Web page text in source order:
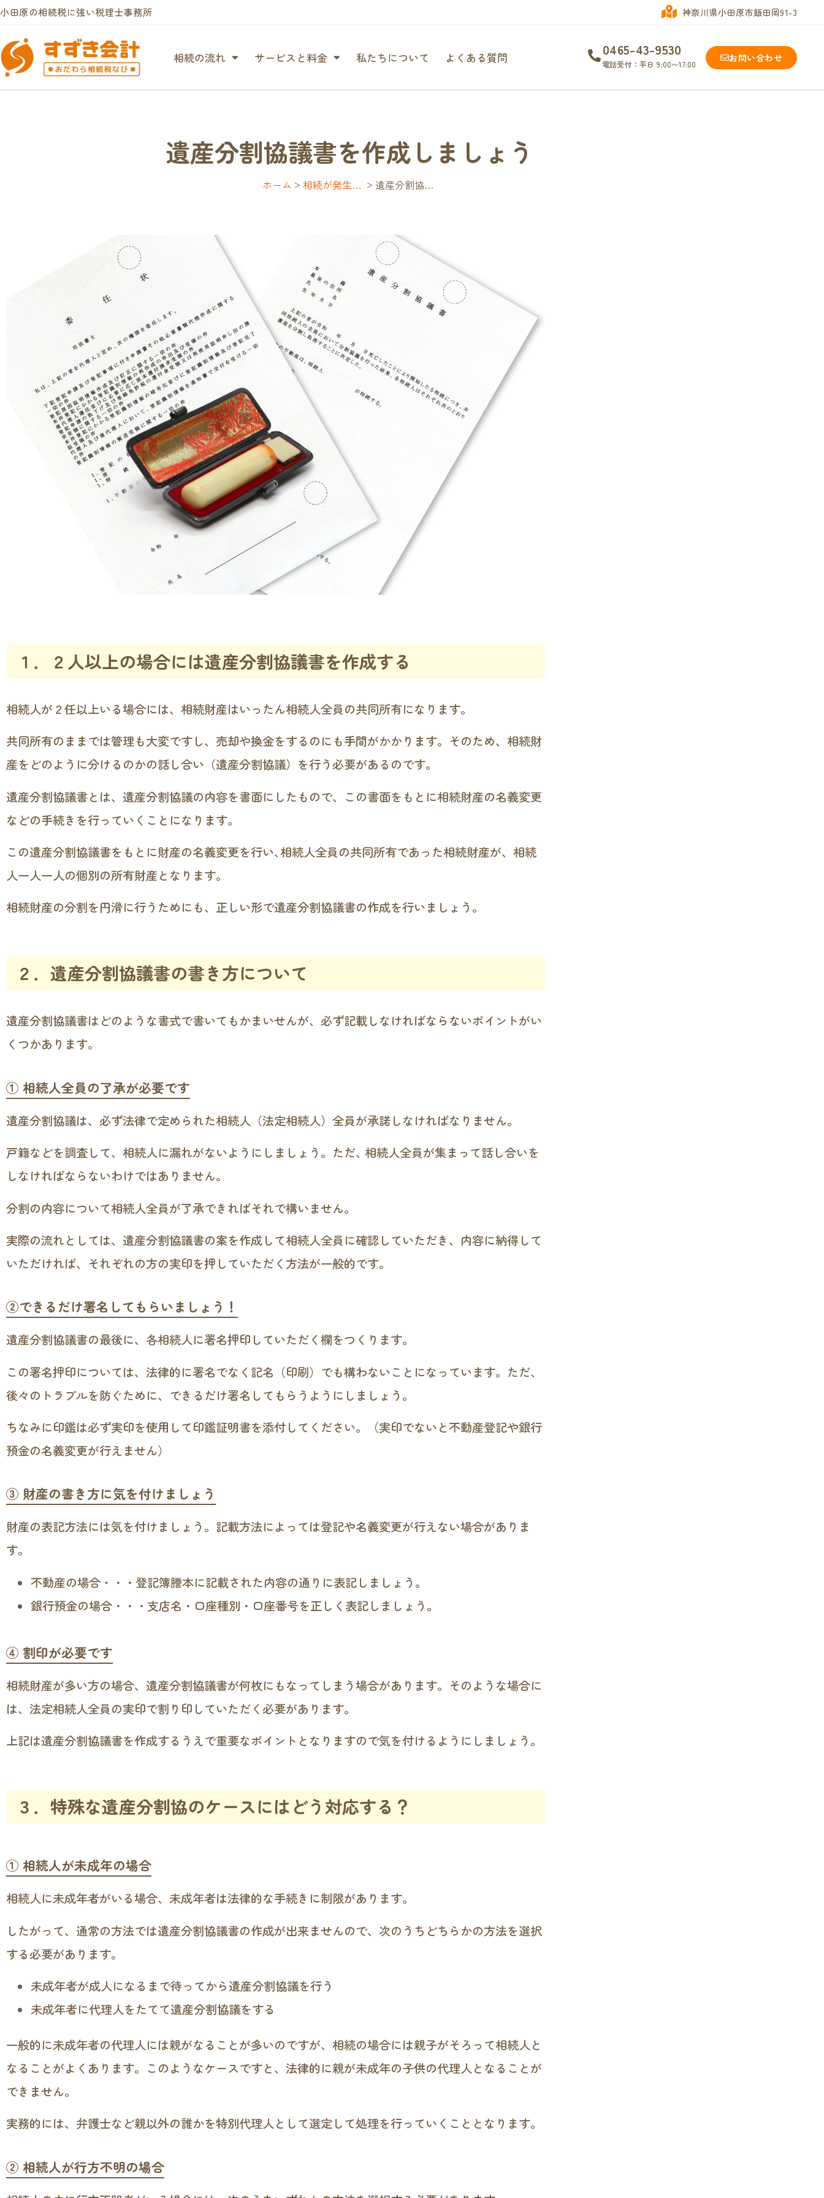
小田原の相続税に強い税理士事務所 神奈川県小田原市飯田岡91-3
相続の流れ サービスと料金 私たちについて よくある質問 0465-43-9530
電話受付：平日 9:00〜17:00
お問い合わせ
遺産分割協議書を作成しましょう
ホーム > 相続が発生したら… > 遺産分割協議書を作成しましょう
１．２人以上の場合には遺産分割協議書を作成する
相続人が２任以上いる場合には、相続財産はいったん相続人全員の共同所有になります。
共同所有のままでは管理も大変ですし、売却や換金をするのにも手間がかかります。そのため、相続財
産をどのように分けるのかの話し合い（遺産分割協議）を行う必要があるのです。
遺産分割協議書とは、遺産分割協議の内容を書面にしたもので、この書面をもとに相続財産の名義変更
などの手続きを行っていくことになります。
この遺産分割協議書をもとに財産の名義変更を行い､相続人全員の共同所有であった相続財産が、相続
人一人一人の個別の所有財産となります。
相続財産の分割を円滑に行うためにも、正しい形で遺産分割協議書の作成を行いましょう。
２．遺産分割協議書の書き方について
遺産分割協議書はどのような書式で書いてもかまいせんが、必ず記載しなければならないポイントがい
くつかあります。
① 相続人全員の了承が必要です
遺産分割協議は、必ず法律で定められた相続人（法定相続人）全員が承諾しなければなりません。
戸籍などを調査して、相続人に漏れがないようにしましょう。ただ､ 相続人全員が集まって話し合いを
しなければならないわけではありません。
分割の内容について相続人全員が了承できればそれで構いません。
実際の流れとしては、遺産分割協議書の案を作成して相続人全員に確認していただき、内容に納得して
いただければ、それぞれの方の実印を押していただく方法が一般的です。
②できるだけ署名してもらいましょう！
遺産分割協議書の最後に、各相続人に署名押印していただく欄をつくります。
この署名押印については、法律的に署名でなく記名（印刷）でも構わないことになっています。ただ、
後々のトラブルを防ぐために、できるだけ署名してもらうようにしましょう。
ちなみに印鑑は必ず実印を使用して印鑑証明書を添付してください。（実印でないと不動産登記や銀行
預金の名義変更が行えません）
③ 財産の書き方に気を付けましょう
財産の表記方法には気を付けましょう。記載方法によっては登記や名義変更が行えない場合がありま
す。
不動産の場合・・・登記簿謄本に記載された内容の通りに表記しましょう。
銀行預金の場合・・・支店名・口座種別・口座番号を正しく表記しましょう。
④ 割印が必要です
相続財産が多い方の場合、遺産分割協議書が何枚にもなってしまう場合があります。そのような場合に
は、法定相続人全員の実印で割り印していただく必要があります。
上記は遺産分割協議書を作成するうえで重要なポイントとなりますので気を付けるようにしましょう。
３．特殊な遺産分割協のケースにはどう対応する？
① 相続人が未成年の場合
相続人に未成年者がいる場合、未成年者は法律的な手続きに制限があります。
したがって、通常の方法では遺産分割協議書の作成が出来ませんので、次のうちどちらかの方法を選択
する必要があります。
未成年者が成人になるまで待ってから遺産分割協議を行う
未成年者に代理人をたてて遺産分割協議をする
一般的に未成年者の代理人には親がなることが多いのですが、相続の場合には親子がそろって相続人と
なることがよくあります。このようなケースですと、法律的に親が未成年の子供の代理人となることが
できません。
実務的には、弁護士など親以外の誰かを特別代理人として選定して処理を行っていくこととなります。
② 相続人が行方不明の場合